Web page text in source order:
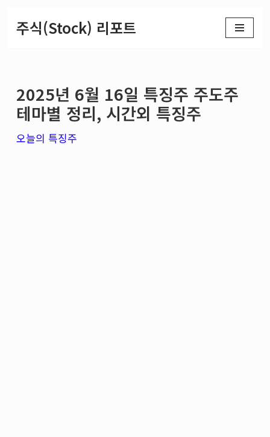
로
건
너
주식(Stock) 리포트
2025년 6월 16일 특징주 주도주
테마별 정리, 시간외 특징주
오늘의 특징주